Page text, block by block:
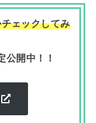
ェックしてみ
公開中！！